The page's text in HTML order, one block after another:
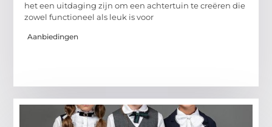
het een uitdaging zijn om een achtertuin te creëren die
zowel functioneel als leuk is voor
Aanbiedingen